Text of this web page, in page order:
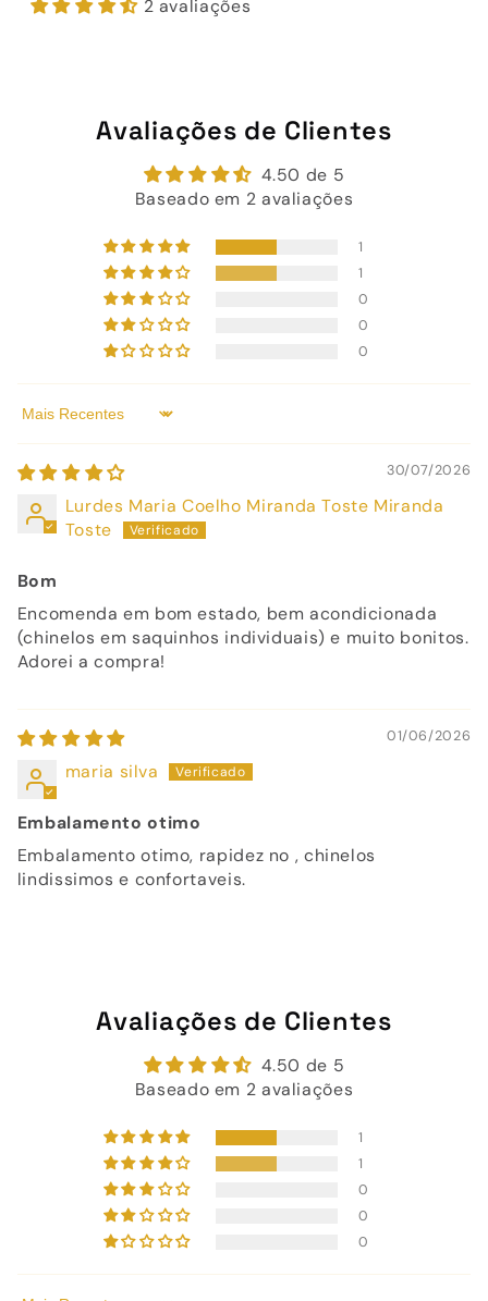
2 avaliações
Avaliações de Clientes
4.50 de 5
Baseado em 2 avaliações
1
1
0
0
0
Sort by
30/07/2026
Lurdes Maria Coelho Miranda Toste Miranda
Toste
Bom
Encomenda em bom estado, bem acondicionada
(chinelos em saquinhos individuais) e muito bonitos.
Adorei a compra!
01/06/2026
maria silva
Embalamento otimo
Embalamento otimo, rapidez no , chinelos
lindissimos e confortaveis.
Avaliações de Clientes
4.50 de 5
Baseado em 2 avaliações
1
1
0
0
0